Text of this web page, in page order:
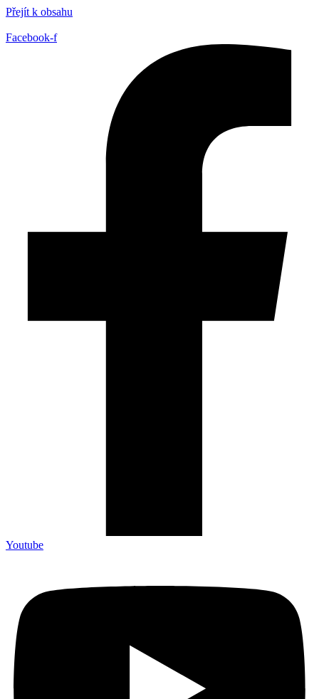
Přejít k obsahu
Facebook-f
Youtube